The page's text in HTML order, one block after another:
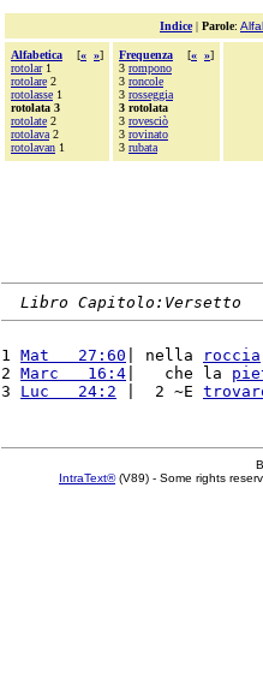
Indice| Parole:
Alfabetica [« »]
rotolar1
rotolare 2
rotolasse 1
rotolata 3
rotolate 2
rotolava 2
rotolavan 1
Frequenza [« »]
3 rompono
3 roncole
3 rosseggia
3 rotolata
3 rovesciò
3 rovinato
3 rubata
Libro Capitolo:Versetto
1 Mat   27:60 | nella roccia
2 Marc   16:4 |   che la
3 Luc   24:2 |  2 ~E
IntraText®(V89) - Some rights